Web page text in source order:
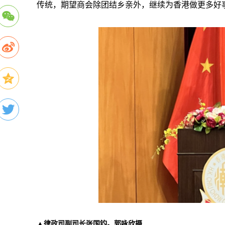
传统，期望商会除团结乡亲外，继续为香港做更多好